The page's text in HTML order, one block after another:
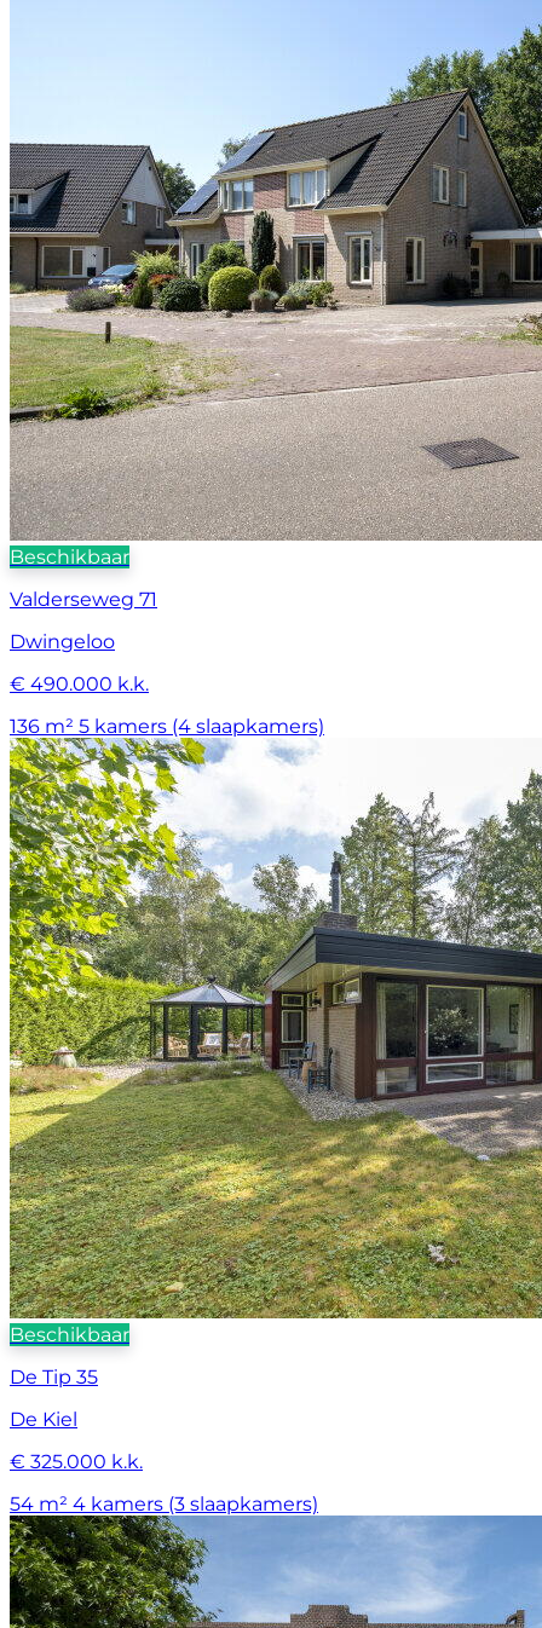
Beschikbaar
Valderseweg 71
Dwingeloo
€ 490.000 k.k.
136 m² 5 kamers (4 slaapkamers)
Beschikbaar
De Tip 35
De Kiel
€ 325.000 k.k.
54 m² 4 kamers (3 slaapkamers)